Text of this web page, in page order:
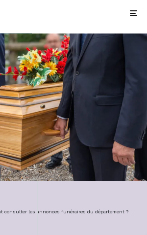
consulter les annonces funéraires du département ?